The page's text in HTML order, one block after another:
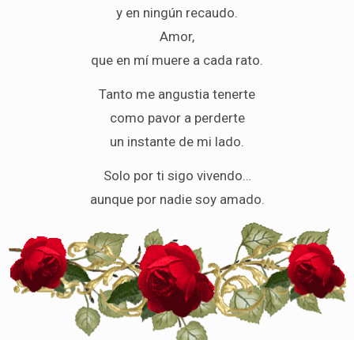
y en ningún recaudo.
Amor,
que en mí muere a cada rato.
Tanto me angustia tenerte
como pavor a perderte
un instante de mi lado.
Solo por ti sigo vivendo…
aunque por nadie soy amado.